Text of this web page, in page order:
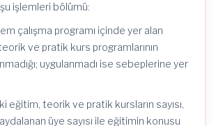
işlemleri bölümü:
çalışma programı içinde yer alan
ve pratik kurs programlarının
uygulanmadı ise sebeplerine yer
eğitim, teorik ve pratik kursların sayısı,
üye sayısı ile eğitimin konusu